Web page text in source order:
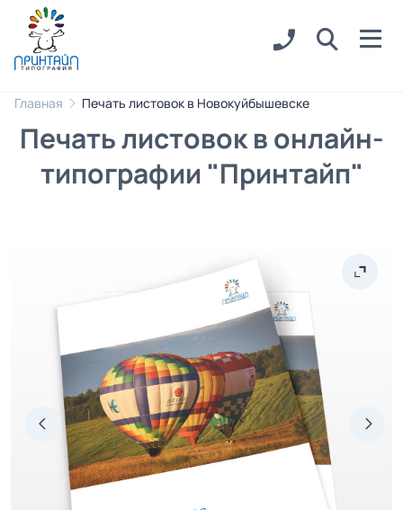
Главная Печать листовок в Новокуйбышевске
Печать листовок в онлайн-
типографии "Принтайп"